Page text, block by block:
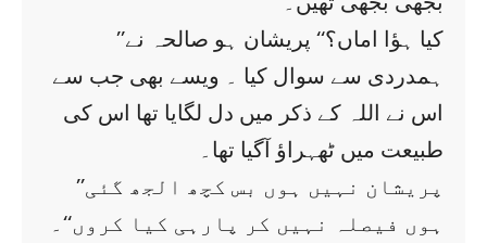
’’کیا ہؤا اماں؟‘‘ پریشان ہو صالحہ نے
ہمدردی سے سوال کیا ۔ ویسے بھی جب سے
اس نے اللہ کے ذکر میں دل لگایا تھا اس کی
طبیعت میں ٹھہراؤ آگیا تھا۔
’’پریشان نہیں ہوں بس کچھ الجھ گئی
ہوں فیصلہ نہیں کر پارہی کیا کروں‘‘۔